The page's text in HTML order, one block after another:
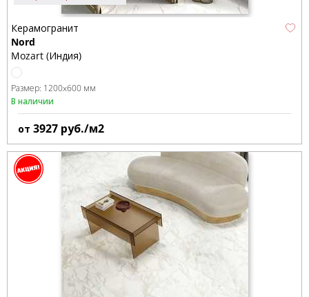
Керамогранит
Nord
Mozart (Индия)
Размер: 1200x600 мм
В наличии
от 3927 руб./м2